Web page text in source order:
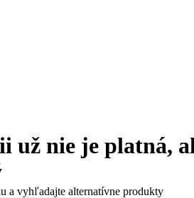
už nie je platná,
a vyhľadajte alternatívne produkty